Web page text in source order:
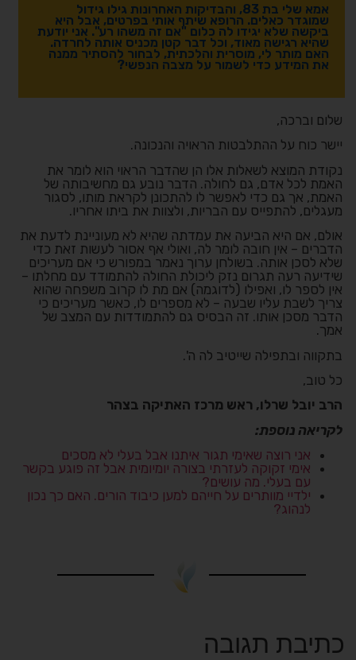
אמא שלי בת 83, והבדיקות האחרונות גילו גידול
שמוגדר כאלים. הרופא שיתף אותי בפרטים, אבל היא
ביקשה שלא יגידו לה כלום "אם זה משהו רע". אני יודעת
שהיא רגישה מאוד, וכל דבר קטן מכניס אותה לחרדה.
האם מותר לי, מוסרית והלכתית, לבחור להסתיר ממנה
את המידע כדי לשמור על מצבה הנפשי?
שלום וברכה,
יישר כוח על ההתלבטות הראויה והנכונה.
נקודת המוצא לשאלות אלו הן שהדבר הראוי הוא לומר את
האמת לכל אדם, גם לחולה. הדבר נובע גם מחשיבותה של
האמת, אך גם כדי לאפשר לו להתכונן לקראת מותו, לסגור
מעגלים, להתפייס עם הבריות, ולצוות את ביתו אחריו.
אולם, אם היא הביעה את עמדתה שהיא לא מעוניינת לדעת את
הדברים – אין חובה לומר לה, ואולי אף אסור לעשות זאת כדי
שלא לסכן אותה. בשולחן ערוך נאמר במפורש כי אם מעריכים
שידיעה רעה תגרום נזק ליכולת החולה להתמודד עם מחלתו –
אין לספר לו, ואפילו (לדוגמה) אם מת לו קרוב משפחה שהוא
צריך לשבת עליו שבעה – לא מספרים לו, כאשר מעריכים כי
הדבר מסכן אותו. זה הבסיס גם להתמודדות עם המצב של
אמך.
בתקווה ובתפילה שייטיב לה ה'.
כל טוב,
הרב יובל שרלו, ראש מרכז האתיקה בצהר
לקריאה נוספת:
אני רוצה שאימי תגור איתנו אבל בעלי לא מסכים
אימי זקוקה לעזרתי בצורה יומיומית אבל זה פוגע בקשר
עם בעלי. מה עושים?
ילדיי מוותרים על חייהם למען כיבוד הורים. האם כך נכון
לנהוג?
כתיבת תגובה